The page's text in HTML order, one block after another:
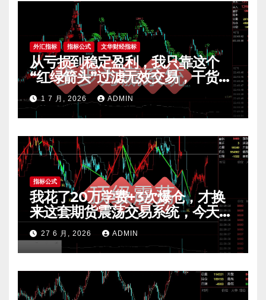
外汇指标 指标公式 文华财经指标
从亏损到稳定盈利，我只靠这个
“红绿箭头”过滤无效交易，干货全
公开 mt4指标
1 7 月, 2026 ADMIN
指标公式
我花了20万学费+3次爆仓，才换
来这套期货震荡交易系统，今天免
费公开核心逻辑
27 6 月, 2026 ADMIN